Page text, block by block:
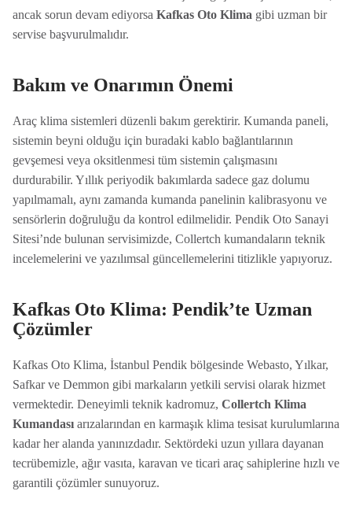
ancak sorun devam ediyorsa Kafkas Oto Klimagibi uzman bir
servise başvurulmalıdır.
Bakım ve Onarımın Önemi
Araç klima sistemleri düzenli bakım gerektirir. Kumanda paneli,
sistemin beyni olduğu için buradaki kablo bağlantılarının
gevşemesi veya oksitlenmesi tüm sistemin çalışmasını
durdurabilir. Yıllık periyodik bakımlarda sadece gaz dolumu
yapılmamalı, aynı zamanda kumanda panelinin kalibrasyonu ve
sensörlerin doğruluğu da kontrol edilmelidir. Pendik Oto Sanayi
Sitesi’nde bulunan servisimizde, Collertch kumandaların teknik
incelemelerini ve yazılımsal güncellemelerini titizlikle yapıyoruz.
Kafkas Oto Klima: Pendik’te Uzman
Çözümler
Kafkas Oto Klima, İstanbul Pendik bölgesinde Webasto, Yılkar,
Safkar ve Demmon gibi markaların yetkili servisi olarak hizmet
vermektedir. Deneyimli teknik kadromuz, Collertch Klima
Kumandasıarızalarından en karmaşık klima tesisat kurulumlarına
kadar her alanda yanınızdadır. Sektördeki uzun yıllara dayanan
tecrübemizle, ağır vasıta, karavan ve ticari araç sahiplerine hızlı ve
garantili çözümler sunuyoruz.